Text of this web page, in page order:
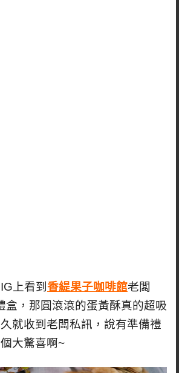
上看到 香緹果子咖啡館老闆
盒，那圓滾滾的蛋黃酥真的超吸
就收到老闆私訊，說有準備禮
大驚喜啊~